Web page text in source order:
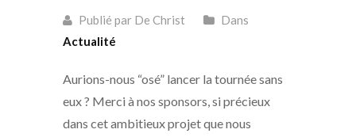
Publié par De Christ
Dans
Actualité
Aurions-nous “osé” lancer la tournée sans
eux ? Merci à nos sponsors, si précieux
dans cet ambitieux projet que nous